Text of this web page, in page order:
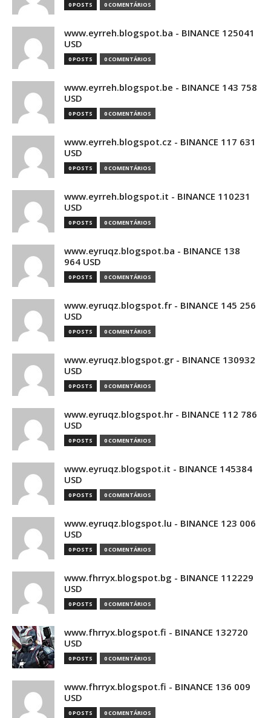
0 POSTS 0 COMENTÁRIOS
www.eyrreh.blogspot.ba - BINANCE 125041
USD
0 POSTS 0 COMENTÁRIOS
www.eyrreh.blogspot.be - BINANCE 143 758
USD
0 POSTS 0 COMENTÁRIOS
www.eyrreh.blogspot.cz - BINANCE 117 631
USD
0 POSTS 0 COMENTÁRIOS
www.eyrreh.blogspot.it - BINANCE 110231
USD
0 POSTS 0 COMENTÁRIOS
www.eyruqz.blogspot.ba - BINANCE 138
964 USD
0 POSTS 0 COMENTÁRIOS
www.eyruqz.blogspot.fr - BINANCE 145 256
USD
0 POSTS 0 COMENTÁRIOS
www.eyruqz.blogspot.gr - BINANCE 130932
USD
0 POSTS 0 COMENTÁRIOS
www.eyruqz.blogspot.hr - BINANCE 112 786
USD
0 POSTS 0 COMENTÁRIOS
www.eyruqz.blogspot.it - BINANCE 145384
USD
0 POSTS 0 COMENTÁRIOS
www.eyruqz.blogspot.lu - BINANCE 123 006
USD
0 POSTS 0 COMENTÁRIOS
www.fhrryx.blogspot.bg - BINANCE 112229
USD
0 POSTS 0 COMENTÁRIOS
www.fhrryx.blogspot.fi - BINANCE 132720
USD
0 POSTS 0 COMENTÁRIOS
www.fhrryx.blogspot.fi - BINANCE 136 009
USD
0 POSTS 0 COMENTÁRIOS